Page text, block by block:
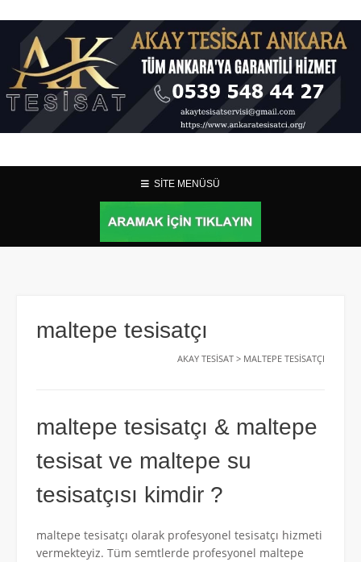
SİTE MENÜSÜ
maltepe tesisatçı
AKAY TESISAT > MALTEPE TESISATÇI
maltepe tesisatçı & maltepe
tesisat ve maltepe su
tesisatçısı kimdir ?
maltepe tesisatçı olarak profesyonel tesisatçı hizmeti
vermekteyiz. Tüm semtlerde profesyonel maltepe